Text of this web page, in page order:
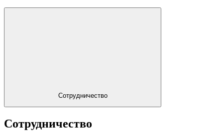
Сотрудничество
Сотрудничество